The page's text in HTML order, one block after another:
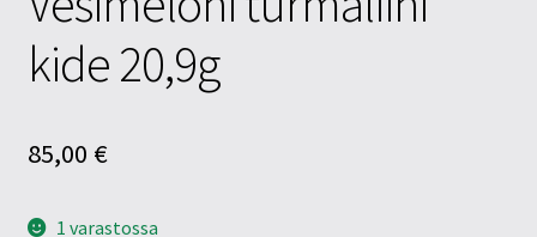
kide 20,9g
85,00 €
1 varastossa